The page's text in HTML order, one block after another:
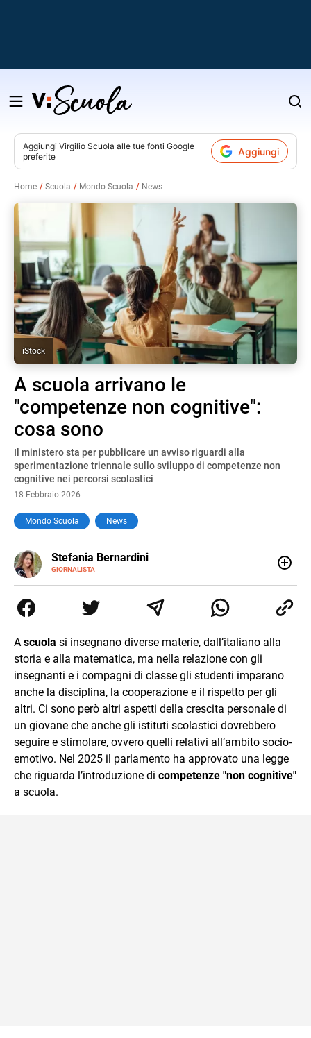
Salta
contenuto
Aggiungi Virgilio Scuola alle tue fonti Google
preferite
Aggiungi
Home Scuola Mondo Scuola News
iStock
A scuola arrivano le
"competenze non cognitive":
cosa sono
Il ministero sta per pubblicare un avviso riguardi alla
sperimentazione triennale sullo sviluppo di competenze non
cognitive nei percorsi scolastici
18 Febbraio 2026
Mondo Scuola News
Stefania Bernardini
GIORNALISTA
E-
MAIL
Tv di cronaca, politica, scuola, economia e spettacolo. Ha
esperienze nella redazione di testate giornalistiche online
A scuola si insegnano diverse materie, dall’italiano alla
storia e alla matematica, ma nella relazione con gli
insegnanti e i compagni di classe gli studenti imparano
anche la disciplina, la cooperazione e il rispetto per gli
altri. Ci sono però altri aspetti della crescita personale di
un giovane che anche gli istituti scolastici dovrebbero
seguire e stimolare, ovvero quelli relativi all’ambito socio-
emotivo. Nel 2025 il parlamento ha approvato una legge
che riguarda l’introduzione di competenze "non cognitive"
a scuola.